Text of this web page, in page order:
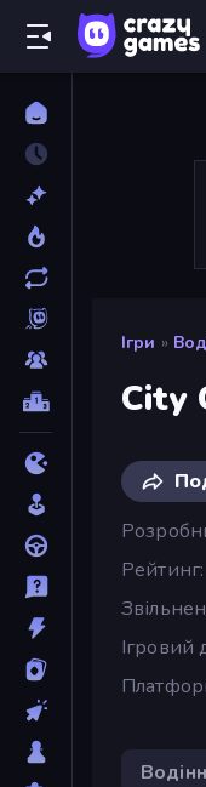
Ігри »
City
Рейтинг
Ігровий